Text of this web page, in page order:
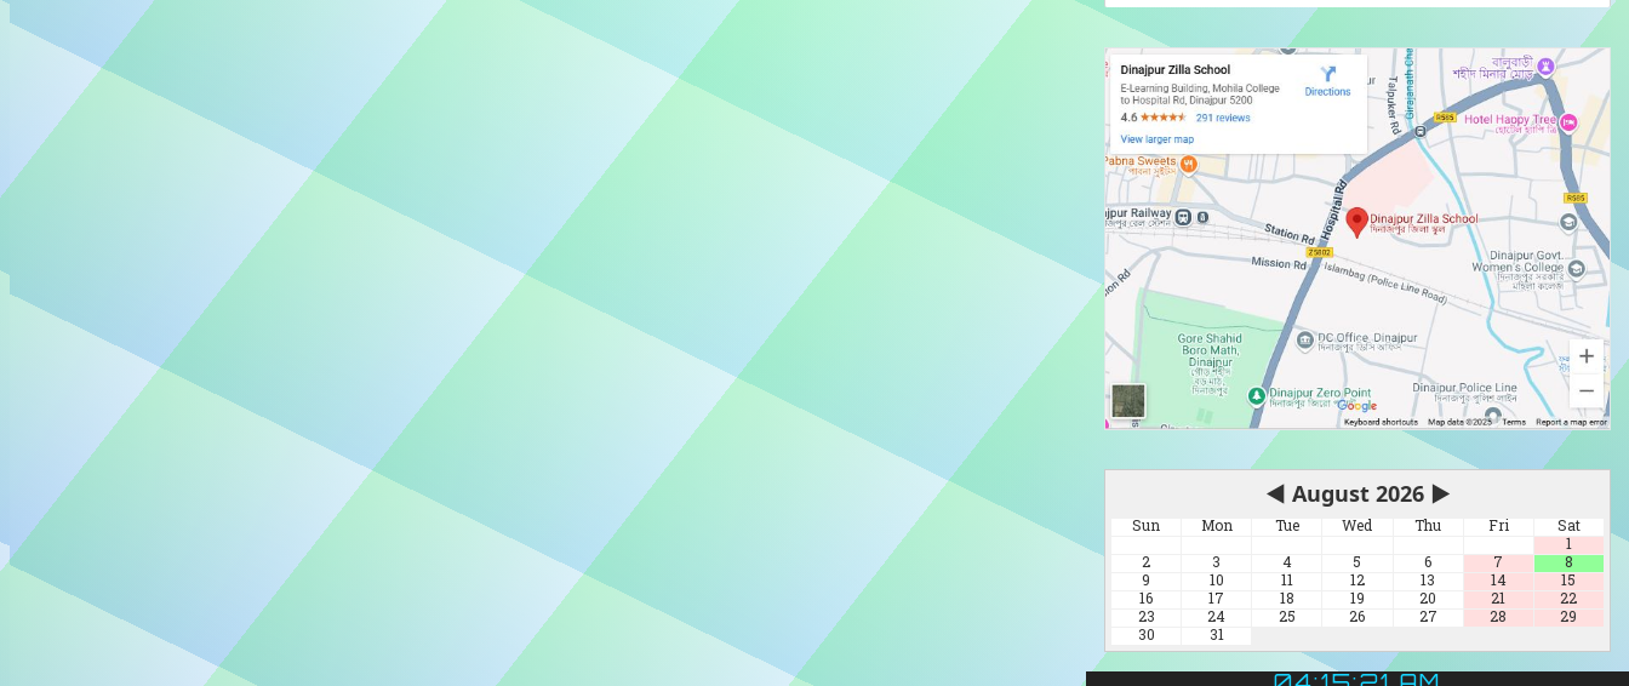
◀ August 2026 ▶
Sun Mon Tue Wed Thu Fri
Sat
1
2
3 4 5 6 7
8
9
10 11 12 13 14
15
16
17 18 19 20 21
22
23
24 25 26 27 28
29
30
31